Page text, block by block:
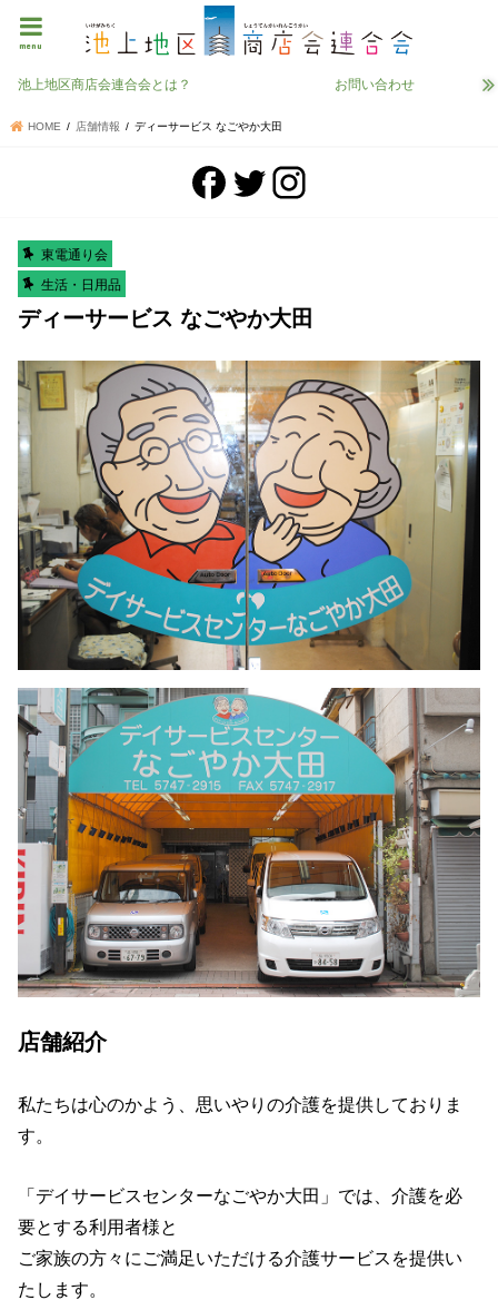
menu
池上地区商店会連合会とは？ お問い合わせ
HOME 店舗情報 ディーサービス なごやか大田
東電通り会
生活・日用品
ディーサービス なごやか大田
店舗紹介
私たちは心のかよう、思いやりの介護を提供しておりま
す。
「デイサービスセンターなごやか大田」では、介護を必
要とする利用者様と
ご家族の方々にご満足いただける介護サービスを提供い
たします。